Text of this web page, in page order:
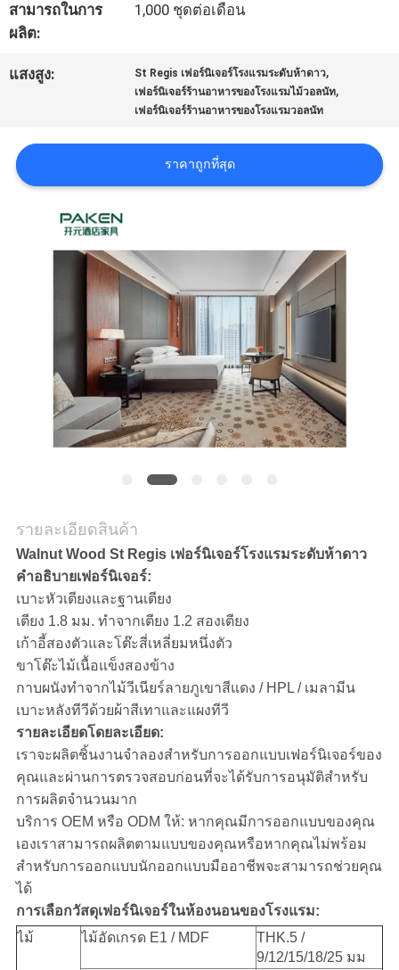
ขอ
ใบ
ราคา
แผนผัง
PRIVACY
POLICY
สามารถในการ
ผลิต:
1,000 ชุดต่อเดือน
แสงสูง: St Regis เฟอร์นิเจอร์โรงแรมระดับห้าดาว,
เฟอร์นิเจอร์ร้านอาหารของโรงแรมไม้วอลนัท,
เฟอร์นิเจอร์ร้านอาหารของโรงแรมวอลนัท
ราคาถูกที่สุด
รายละเอียดสินค้า
Walnut Wood St Regis เฟอร์นิเจอร์โรงแรมระดับห้าดาว
คำอธิบายเฟอร์นิเจอร์:
เบาะหัวเตียงและฐานเตียง
เตียง 1.8 มม. ทำจากเตียง 1.2 สองเตียง
เก้าอี้สองตัวและโต๊ะสี่เหลี่ยมหนึ่งตัว
ขาโต๊ะไม้เนื้อแข็งสองข้าง
กาบผนังทำจากไม้วีเนียร์ลายภูเขาสีแดง / HPL / เมลามีน
เบาะหลังทีวีด้วยผ้าสีเทาและแผงทีวี
รายละเอียดโดยละเอียด:
เราจะผลิตชิ้นงานจำลองสำหรับการออกแบบเฟอร์นิเจอร์ของ
คุณและผ่านการตรวจสอบก่อนที่จะได้รับการอนุมัติสำหรับ
การผลิตจำนวนมาก
บริการ OEM หรือ ODM ให้: หากคุณมีการออกแบบของคุณ
เองเราสามารถผลิตตามแบบของคุณหรือหากคุณไม่พร้อม
สำหรับการออกแบบนักออกแบบมืออาชีพจะสามารถช่วยคุณ
ได้
การเลือกวัสดุเฟอร์นิเจอร์ในห้องนอนของโรงแรม:
ไม้
ไม้อัดเกรด E1 / MDF
THK.5 /
9/12/15/18/25 มม